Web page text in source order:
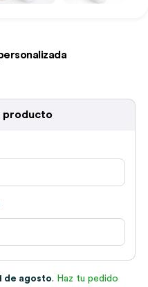
producto
de agosto. Haz tu pedido